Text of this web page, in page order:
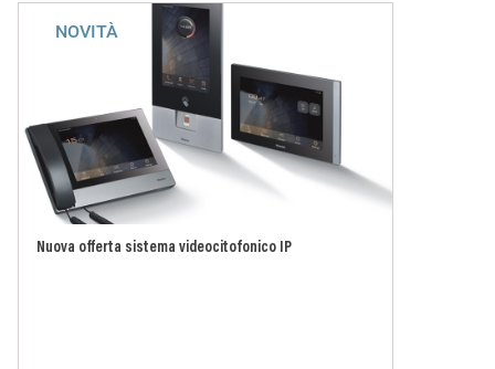
NOVITÀ
Nuova offerta sistema videocitofonico IP